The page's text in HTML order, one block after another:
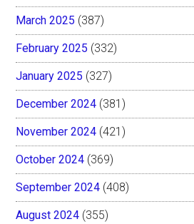
March 2025 (387)
February 2025 (332)
January 2025 (327)
December 2024 (381)
November 2024 (421)
October 2024 (369)
September 2024 (408)
August 2024 (355)